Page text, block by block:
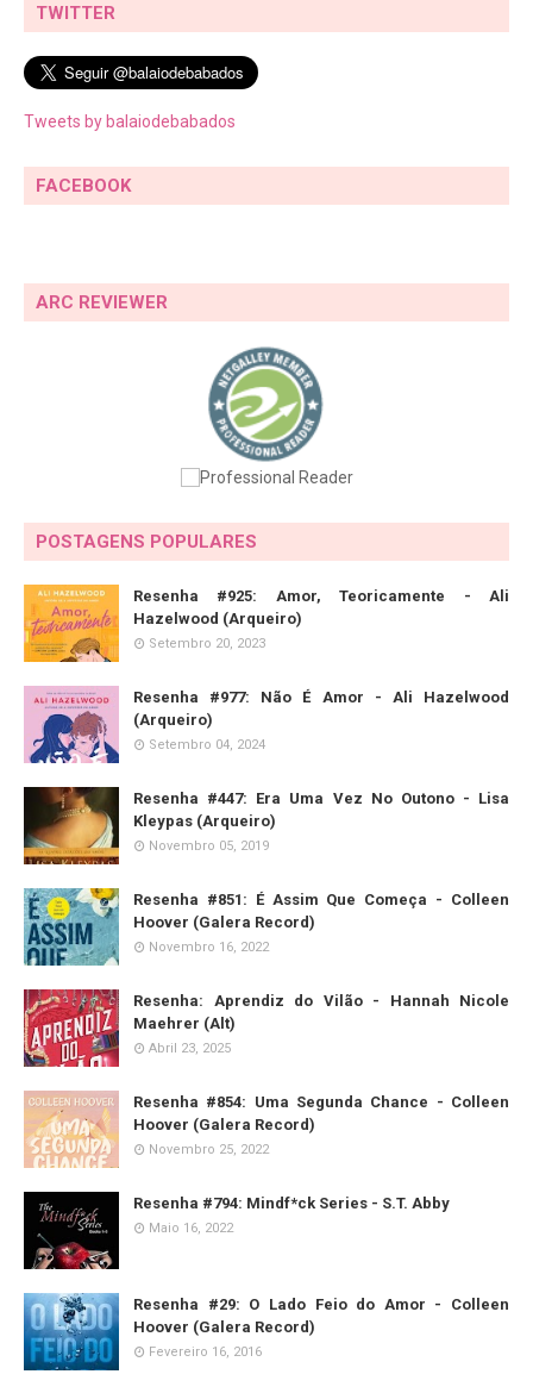
TWITTER
Tweets by balaiodebabados
FACEBOOK
ARC REVIEWER
POSTAGENS POPULARES
Resenha #925: Amor, Teoricamente - Ali
Hazelwood (Arqueiro)
Setembro 20, 2023
Resenha #977: Não É Amor - Ali Hazelwood
(Arqueiro)
Setembro 04, 2024
Resenha #447: Era Uma Vez No Outono - Lisa
Kleypas (Arqueiro)
Novembro 05, 2019
Resenha #851: É Assim Que Começa - Colleen
Hoover (Galera Record)
Novembro 16, 2022
Resenha: Aprendiz do Vilão - Hannah Nicole
Maehrer (Alt)
Abril 23, 2025
Resenha #854: Uma Segunda Chance - Colleen
Hoover (Galera Record)
Novembro 25, 2022
Resenha #794: Mindf*ck Series - S.T. Abby
Maio 16, 2022
Resenha #29: O Lado Feio do Amor - Colleen
Hoover (Galera Record)
Fevereiro 16, 2016